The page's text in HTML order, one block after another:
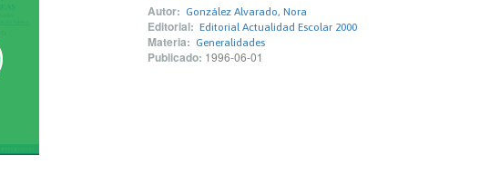
Autor: González Alvarado, Nora
Editorial: Editorial Actualidad Escolar 2000
Materia: Generalidades
Publicado: 1996-06-01